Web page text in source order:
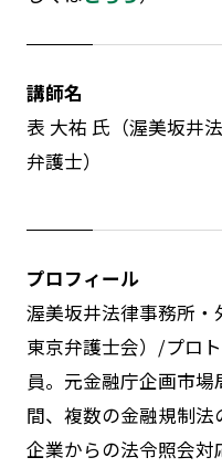
講師名
表 大祐 氏（渥美坂井
弁護士）
プロフィール
渥美坂井法律事務所
東京弁護士会） /プロ
員。元金融庁企画市
間、複数の金融規制
企業からの法令照会